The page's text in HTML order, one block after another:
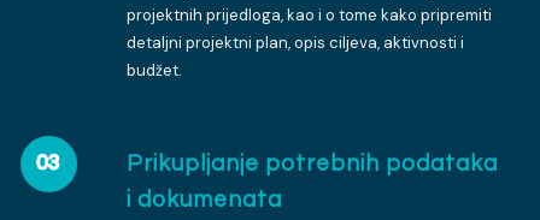
projektnih prijedloga, kao i o tome kako pripremiti
detaljni projektni plan, opis ciljeva, aktivnosti i
budžet.
03
Prikupljanje potrebnih podataka
i dokumenata